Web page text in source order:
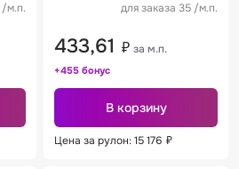
/м.п.
для заказа 35 /м.п.
433,61 ₽ за м.п.
+455 бонус
В корзину
Цена за рулон: 15 176 ₽